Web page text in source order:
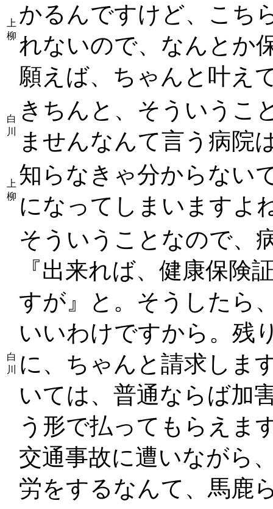
上
柳
かるんですけど、こち
れないので、なんとか
願えば、ちゃんと叶え
白
川
きちんと、そういうこ
ませんなんて言う病院
上
柳
知らなきゃ分からない
になってしまいますよ
白
川
そういうことなので、
『出来れば、健康保険
すが』と。そうしたら
いいわけですから。残
に、ちゃんと請求しま
いては、普通ならば加
う形で払ってもらえま
交通事故に遭いながら
労をするなんて、馬鹿